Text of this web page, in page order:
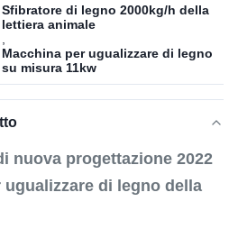
Sfibratore di legno 2000kg/h della
lettiera animale
Macchina per ugualizzare di legno
su misura 11kw
nuova progettazione 2022
di legno della